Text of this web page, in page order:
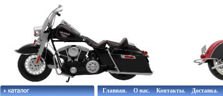
Главная. О нас. Контакты. Доставка.